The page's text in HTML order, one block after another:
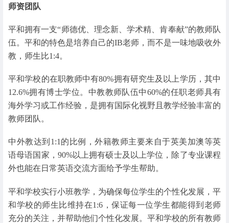
师资团队
平和拥有一支“师德优、理念新、学术精、肯奉献”的教师队
伍。平和的特色是培养自己的IB老师，而不是一味地吸收外
教，师生比1:4。
平和学校的在职教师中有80%拥有研究生及以上学历，其中
12.6%拥有博士学位。中教教师队伍中60%的任职老师具有
海外学习或工作经验，是拥有国际化视野且教学经验丰富的
教师团队。
中外教达到1:1的比例，外籍教师主要来自于英美加澳等英
语母语国家，90%以上拥有硕士及以上学位，除了专业课程
外也能在日常英语交流方面给予学生帮助。
平和学校实行小班教学，为确保每位学生的个性化发展，平
和学校的师生比维持在1:6，保证每一位学生都能得到老师
充分的关注，并帮助他们个性化发展。平和学校的所有教师